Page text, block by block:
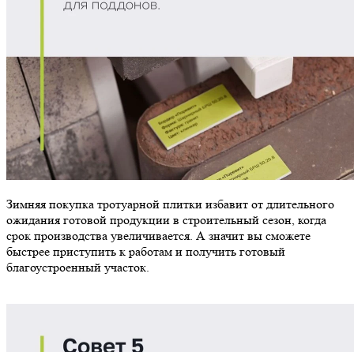
Зимняя покупка тротуарной плитки избавит от длительного
ожидания готовой продукции в строительный сезон, когда
срок производства увеличивается. А значит вы сможете
быстрее приступить к работам и получить готовый
благоустроенный участок.